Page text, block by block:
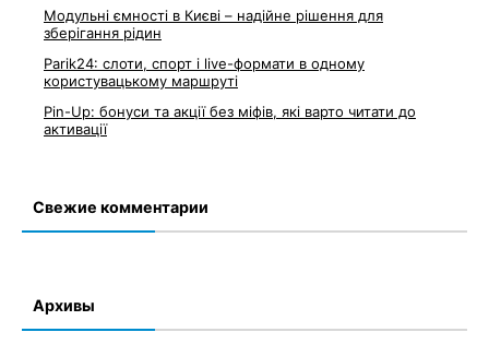
Модульні ємності в Києві – надійне рішення для
зберігання рідин
Parik24: слоти, спорт і live-формати в одному
користувацькому маршруті
Pin-Up: бонуси та акції без міфів, які варто читати до
активації
Свежие комментарии
Архивы